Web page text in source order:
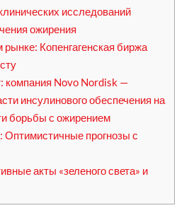
исследований
ожирения
Копенгагенская биржа
компания Novo Nordisk —
инсулинового обеспечения на
борьбы с ожирением
Оптимистичные прогнозы с
акты «зеленого света» и